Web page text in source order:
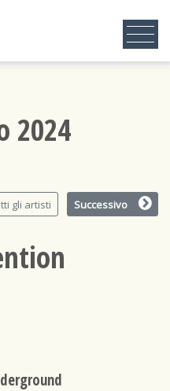
2024
gli artisti Successivo